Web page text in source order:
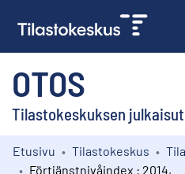
OTOS
Tilastokeskuksen
Kokoelmat
Etusivu Tilastokeskus